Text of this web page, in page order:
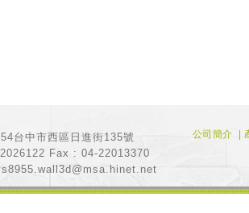
台中市西區日進街135號
Fax : 04-22013370
公司簡介